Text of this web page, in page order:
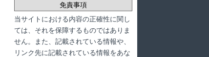
免責事項
当サイトにおける内容の正確性に関し
ては、それを保障するものではありま
せん。また、記載されている情報や、
リンク先に記載されている情報をあな